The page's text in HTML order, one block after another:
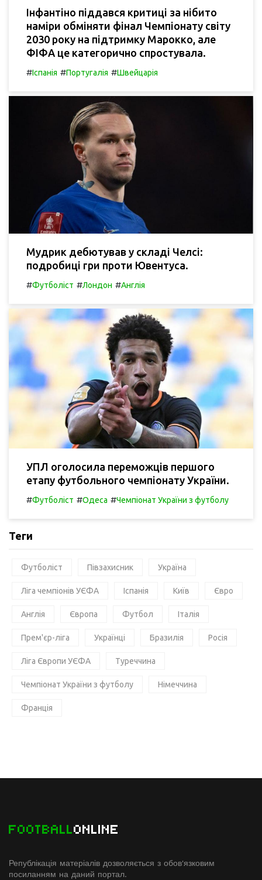
Інфантіно піддався критиці за нібито
наміри обміняти фінал Чемпіонату світу
2030 року на підтримку Марокко, але
ФІФА це категорично спростувала.
#Іспанія #Португалія #Швейцарія
Мудрик дебютував у складі Челсі:
подробиці гри проти Ювентуса.
#Футболіст #Лондон #Англія
УПЛ оголосила переможців першого
етапу футбольного чемпіонату України.
#Футболіст #Одеса #Чемпіонат України з футболу
Теги
Футболіст Півзахисник Україна
Ліга чемпіонів УЄФА Іспанія Київ Євро
Англія Європа Футбол Італія
Прем'єр-ліга Українці Бразилія Росія
Ліга Європи УЄФА Туреччина
Чемпіонат України з футболу Німеччина
Франція
FOOTBALLONLINE
Републікація матеріалів дозволяється з обов'язковим
посиланням на даний портал.